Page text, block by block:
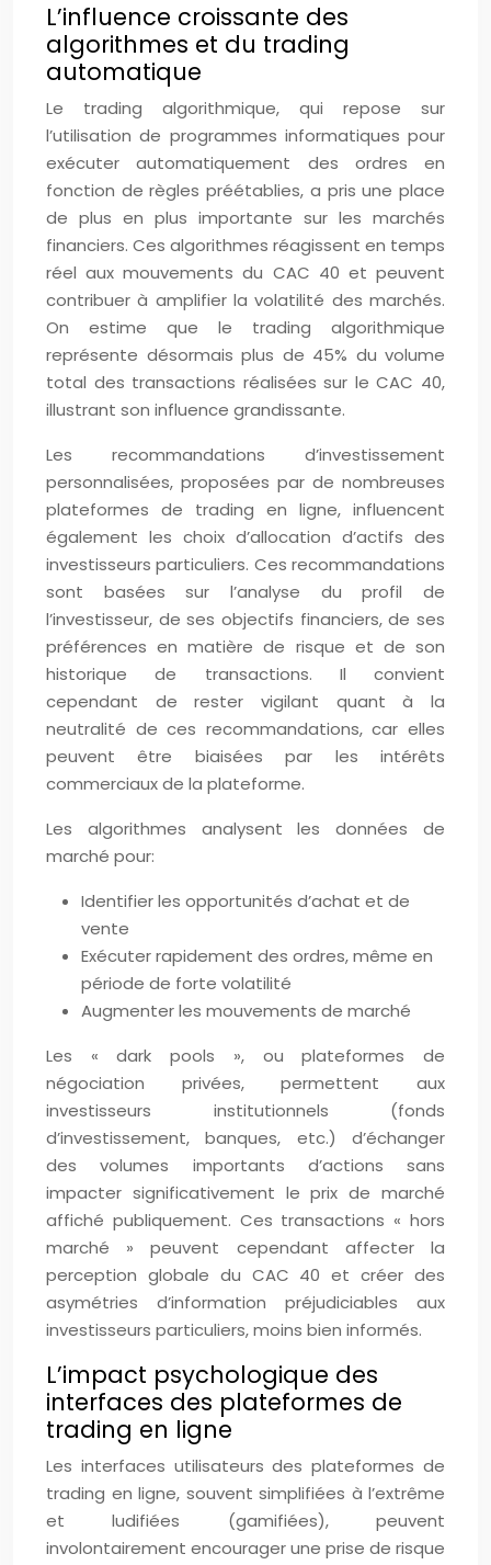
L’influence croissante des
algorithmes et du trading
automatique
Le trading algorithmique, qui repose sur
l’utilisation de programmes informatiques pour
exécuter automatiquement des ordres en
fonction de règles préétablies, a pris une place
de plus en plus importante sur les marchés
financiers. Ces algorithmes réagissent en temps
réel aux mouvements du CAC 40 et peuvent
contribuer à amplifier la volatilité des marchés.
On estime que le trading algorithmique
représente désormais plus de 45% du volume
total des transactions réalisées sur le CAC 40,
illustrant son influence grandissante.
Les recommandations d’investissement
personnalisées, proposées par de nombreuses
plateformes de trading en ligne, influencent
également les choix d’allocation d’actifs des
investisseurs particuliers. Ces recommandations
sont basées sur l’analyse du profil de
l’investisseur, de ses objectifs financiers, de ses
préférences en matière de risque et de son
historique de transactions. Il convient
cependant de rester vigilant quant à la
neutralité de ces recommandations, car elles
peuvent être biaisées par les intérêts
commerciaux de la plateforme.
Les algorithmes analysent les données de
marché pour:
Identifier les opportunités d’achat et de
vente
Exécuter rapidement des ordres, même en
période de forte volatilité
Augmenter les mouvements de marché
Les « dark pools », ou plateformes de
négociation privées, permettent aux
investisseurs institutionnels (fonds
d’investissement, banques, etc.) d’échanger
des volumes importants d’actions sans
impacter significativement le prix de marché
affiché publiquement. Ces transactions « hors
marché » peuvent cependant affecter la
perception globale du CAC 40 et créer des
asymétries d’information préjudiciables aux
investisseurs particuliers, moins bien informés.
L’impact psychologique des
interfaces des plateformes de
trading en ligne
Les interfaces utilisateurs des plateformes de
trading en ligne, souvent simplifiées à l’extrême
et ludifiées (gamifiées), peuvent
involontairement encourager une prise de risque